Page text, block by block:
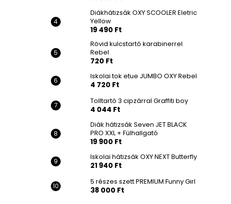
Diákhátizsák OXY SCOOLER Eletric
Yellow
19 490 Ft
Rövid kulcstartó karabinerrel
Rebel
720 Ft
Iskolai tok etue JUMBO OXY Rebel
4 720 Ft
Tolltartó 3 cipzárral Graffiti boy
4 044 Ft
Diák hátizsák Seven JET BLACK
PRO XXL + Fülhallgató
19 900 Ft
Iskolai hátizsák OXY NEXT Butterfly
21 940 Ft
5 részes szett PREMIUM Funny Girl
38 000 Ft